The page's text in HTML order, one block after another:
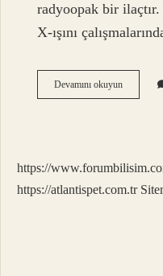
radyoopak bir
X-ışını
Devamını okuyunBaryum
Sülfat
https://
https://atlantispet.com.tr